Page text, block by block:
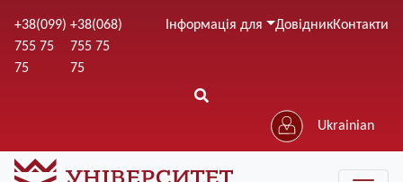
до
+38(099)
755 75
75
+38(068)
755 75
75
Інформація для ДовідникКонтакти
Ukrainian